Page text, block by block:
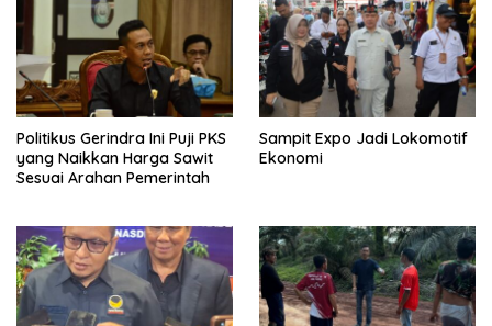
Politikus Gerindra Ini Puji PKS
yang Naikkan Harga Sawit
Sesuai Arahan Pemerintah
Sampit Expo Jadi Lokomotif
Ekonomi